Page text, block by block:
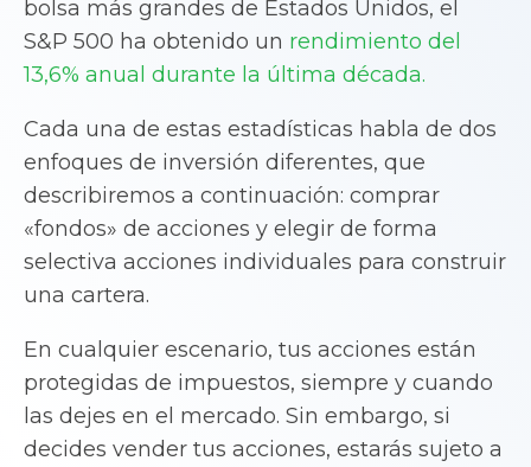
bolsa más grandes de Estados Unidos, el
S&P 500 ha obtenido un rendimiento del
13,6% anual durante la última década.
Cada una de estas estadísticas habla de dos
enfoques de inversión diferentes, que
describiremos a continuación: comprar
«fondos» de acciones y elegir de forma
selectiva acciones individuales para construir
una cartera.
En cualquier escenario, tus acciones están
protegidas de impuestos, siempre y cuando
las dejes en el mercado. Sin embargo, si
decides vender tus acciones, estarás sujeto a